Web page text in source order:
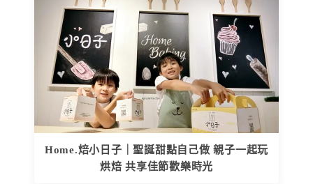
Home.焙小日子｜聖誕甜點自己做 親子一起玩
烘焙 共享佳節歡樂時光